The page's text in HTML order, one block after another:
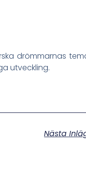
drömmarnas
utveckling.
Nästa